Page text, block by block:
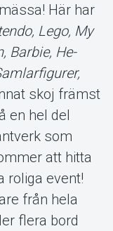
Här har
Lego, My
Barbie, He-
skoj främst
en hel del
som
att hitta
roliga event!
från hela
flera bord